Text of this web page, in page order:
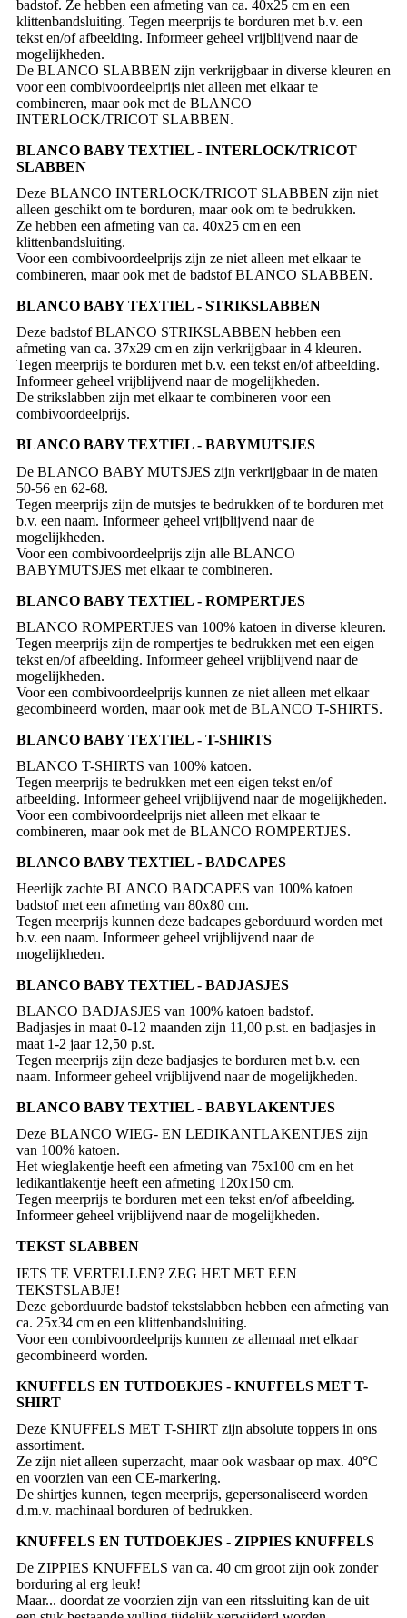
badstof. Ze hebben een afmeting van ca. 40x25 cm en een
klittenbandsluiting. Tegen meerprijs te borduren met b.v. een
tekst en/of afbeelding. Informeer geheel vrijblijvend naar de
mogelijkheden.
De BLANCO SLABBEN zijn verkrijgbaar in diverse kleuren en
voor een combivoordeelprijs niet alleen met elkaar te
combineren, maar ook met de BLANCO
BLANCO BABY TEXTIEL - INTERLOCK/TRICOT
SLABBEN
Deze BLANCO INTERLOCK/TRICOT SLABBEN zijn niet
alleen geschikt om te borduren, maar ook om te bedrukken.
Ze hebben een afmeting van ca. 40x25 cm en een
klittenbandsluiting.
Voor een combivoordeelprijs zijn ze niet alleen met elkaar te
BLANCO BABY TEXTIEL - STRIKSLABBEN
Deze badstof BLANCO STRIKSLABBEN hebben een
afmeting van ca. 37x29 cm en zijn verkrijgbaar in 4 kleuren.
Tegen meerprijs te borduren met b.v. een tekst en/of afbeelding.
Informeer geheel vrijblijvend naar de mogelijkheden.
De strikslabben zijn met elkaar te combineren voor een
BLANCO BABY TEXTIEL - BABYMUTSJES
De BLANCO BABY MUTSJES zijn verkrijgbaar in de maten
50-56 en 62-68.
Tegen meerprijs zijn de mutsjes te bedrukken of te borduren met
b.v. een naam. Informeer geheel vrijblijvend naar de
mogelijkheden.
Voor een combivoordeelprijs zijn alle BLANCO
BLANCO BABY TEXTIEL - ROMPERTJES
BLANCO ROMPERTJES van 100% katoen in diverse kleuren.
Tegen meerprijs zijn de rompertjes te bedrukken met een eigen
tekst en/of afbeelding. Informeer geheel vrijblijvend naar de
mogelijkheden.
Voor een combivoordeelprijs kunnen ze niet alleen met elkaar
BLANCO BABY TEXTIEL - T-SHIRTS
BLANCO T-SHIRTS van 100% katoen.
Tegen meerprijs te bedrukken met een eigen tekst en/of
afbeelding. Informeer geheel vrijblijvend naar de mogelijkheden.
Voor een combivoordeelprijs niet alleen met elkaar te
BLANCO BABY TEXTIEL - BADCAPES
Heerlijk zachte BLANCO BADCAPES van 100% katoen
badstof met een afmeting van 80x80 cm.
Tegen meerprijs kunnen deze badcapes geborduurd worden met
b.v. een naam. Informeer geheel vrijblijvend naar de
mogelijkheden.
BLANCO BABY TEXTIEL - BADJASJES
BLANCO BADJASJES van 100% katoen badstof.
Badjasjes in maat 0-12 maanden zijn 11,00 p.st. en badjasjes in
maat 1-2 jaar 12,50 p.st.
Tegen meerprijs zijn deze badjasjes te borduren met b.v. een
naam. Informeer geheel vrijblijvend naar de mogelijkheden.
BLANCO BABY TEXTIEL - BABYLAKENTJES
Deze BLANCO WIEG- EN LEDIKANTLAKENTJES zijn
van 100% katoen.
Het wieglakentje heeft een afmeting van 75x100 cm en het
ledikantlakentje heeft een afmeting 120x150 cm.
Tegen meerprijs te borduren met een tekst en/of afbeelding.
Informeer geheel vrijblijvend naar de mogelijkheden.
TEKST SLABBEN
IETS TE VERTELLEN? ZEG HET MET EEN
TEKSTSLABJE!
Deze geborduurde badstof tekstslabben hebben een afmeting van
ca. 25x34 cm en een klittenbandsluiting.
Voor een combivoordeelprijs kunnen ze allemaal met elkaar
gecombineerd worden.
KNUFFELS EN TUTDOEKJES - KNUFFELS MET T-
SHIRT
Deze KNUFFELS MET T-SHIRT zijn absolute toppers in ons
assortiment.
Ze zijn niet alleen superzacht, maar ook wasbaar op max. 40°C
en voorzien van een CE-markering.
De shirtjes kunnen, tegen meerprijs, gepersonaliseerd worden
d.m.v. machinaal borduren of bedrukken.
KNUFFELS EN TUTDOEKJES - ZIPPIES KNUFFELS
De ZIPPIES KNUFFELS van ca. 40 cm groot zijn ook zonder
borduring al erg leuk!
Maar... doordat ze voorzien zijn van een ritssluiting kan de uit